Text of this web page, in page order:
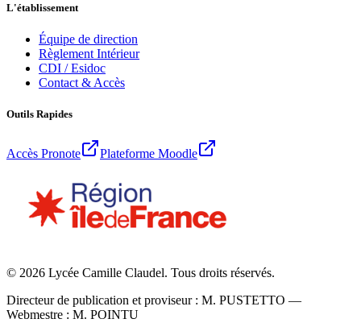
L'établissement
Équipe de direction
Règlement Intérieur
CDI / Esidoc
Contact & Accès
Outils Rapides
Accès Pronote Plateforme Moodle
© 2026 Lycée Camille Claudel. Tous droits réservés.
Directeur de publication et proviseur : M. PUSTETTO —
Webmestre : M. POINTU